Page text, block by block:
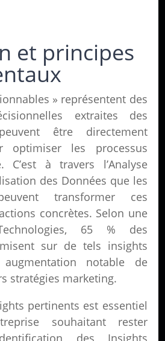
et principes
» représentent des
extraites des
être directement
optimiser les processus
C’est à travers l’Analyse
des Données que les
transformer ces
concrètes. Selon une
65 % des
sur de tels insights
notable de
stratégies marketing.
pertinents est essentiel
souhaitant rester
des Insights